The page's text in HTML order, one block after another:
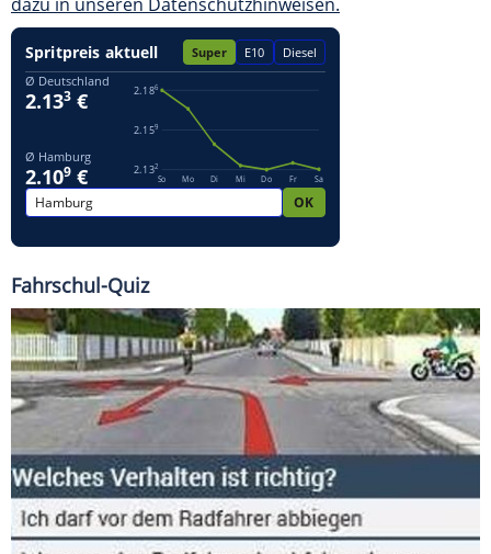
Fahrschul-Quiz